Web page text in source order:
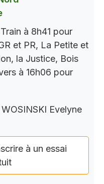
à 8h41 pour
et PR, La Petite et
la Justice, Bois
à 16h06 pour
WOSINSKI Evelyne
à un essai